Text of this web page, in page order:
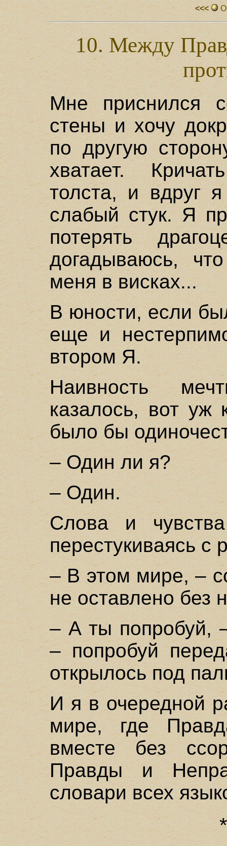
<<<
10. Между
Мне приснился
стены и хочу
по другую
хватает.
толста, и вдруг
слабый стук. Я
потерять
догадываюсь,
меня в висках...
В юности, если
еще и
втором Я.
Наивность
казалось, вот
было бы
– Один ли я?
– Один.
Слова и
перестукиваясь с
– В этом мире, –
не оставлено без
– А ты попробуй,
– попробуй
открылось под
И я в очередной
мире, где
вместе без
Правды и
словари всех